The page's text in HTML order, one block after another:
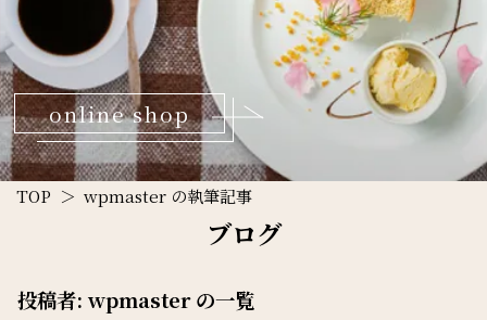
online shop
TOP wpmaster の執筆記事
ブログ
投稿者: wpmasterの一覧